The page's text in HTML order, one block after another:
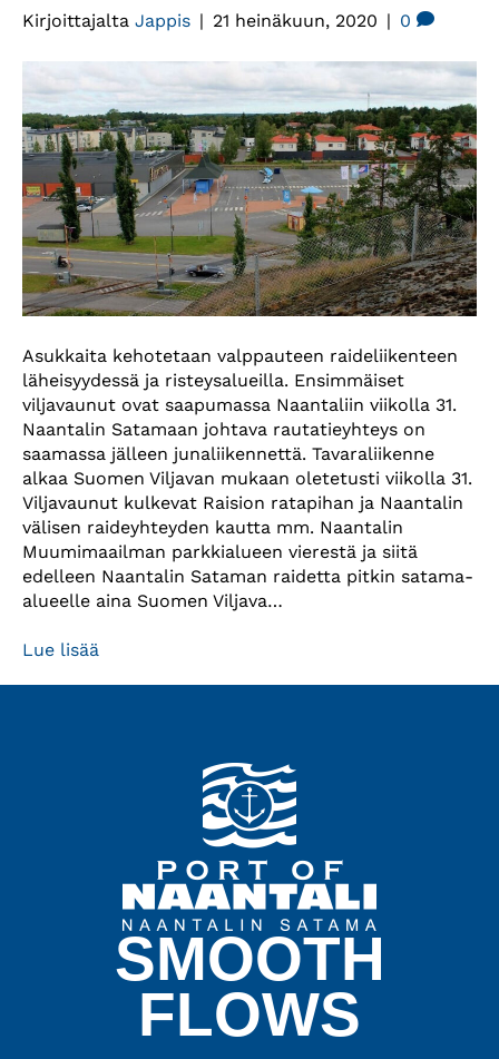
Kirjoittajalta Jappis | 21 heinäkuun, 2020 | 0
Asukkaita kehotetaan valppauteen raideliikenteen
läheisyydessä ja risteysalueilla. Ensimmäiset
viljavaunut ovat saapumassa Naantaliin viikolla 31.
Naantalin Satamaan johtava rautatieyhteys on
saamassa jälleen junaliikennettä. Tavaraliikenne
alkaa Suomen Viljavan mukaan oletetusti viikolla 31.
Viljavaunut kulkevat Raision ratapihan ja Naantalin
välisen raideyhteyden kautta mm. Naantalin
Muumimaailman parkkialueen vierestä ja siitä
edelleen Naantalin Sataman raidetta pitkin satama-
alueelle aina Suomen Viljava…
Lue lisää
SMOOTH
FLOWS